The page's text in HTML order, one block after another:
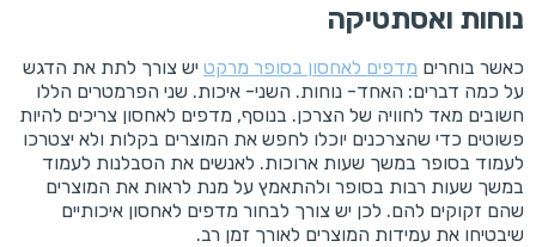
נוחות ואסתטיקה
כאשר בוחרים מדפים לאחסון בסופר מרקט יש צורך לתת את הדגש
על כמה דברים: האחד- נוחות. השני- איכות. שני הפרמטרים הללו
חשובים מאד לחוויה של הצרכן. בנוסף, מדפים לאחסון צריכים להיות
פשוטים כדי שהצרכנים יוכלו לחפש את המוצרים בקלות ולא יצטרכו
לעמוד בסופר במשך שעות ארוכות. לאנשים את הסבלנות לעמוד
במשך שעות רבות בסופר ולהתאמץ על מנת לראות את המוצרים
שהם זקוקים להם. לכן יש צורך לבחור מדפים לאחסון איכותיים
שיבטיחו את עמידות המוצרים לאורך זמן רב.